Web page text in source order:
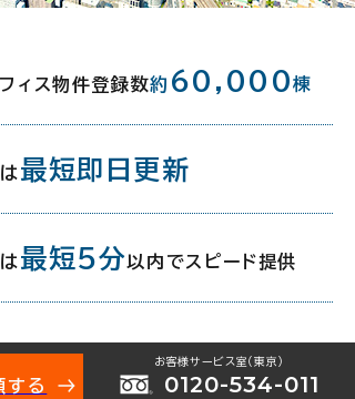
口 17分
ィス物件登録数約 60,000棟
最短即日更新
最短5分 以内でスピード提供
する
お客様サービス室（東京）
0120-534-011